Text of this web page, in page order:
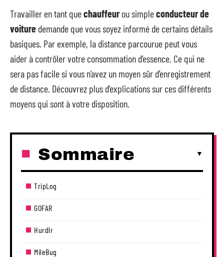
Travailler en tant quechauffeurou simpleconducteur de
voiture demande que vous soyez informé de certains détails
basiques. Par exemple, la distance parcourue peut vous
aider à contrôler votre consommation d’essence. Ce qui ne
sera pas facile si vous n’avez un moyen sûr d’enregistrement
de distance. Découvrez plus d’explications sur ces différents
moyens qui sont à votre disposition.
Sommaire
TripLog
GOFAR
Hurdlr
MileBug